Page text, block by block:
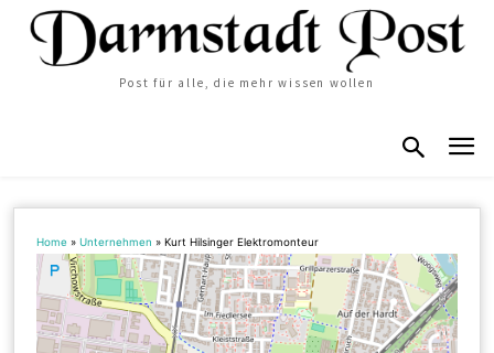
Post für alle, die mehr wissen wollen
Home »Unternehmen »Kurt Hilsinger Elektromonteur